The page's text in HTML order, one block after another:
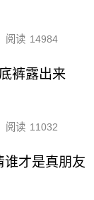
阅读 14984
裤露出来
阅读 11032
谁才是真朋友